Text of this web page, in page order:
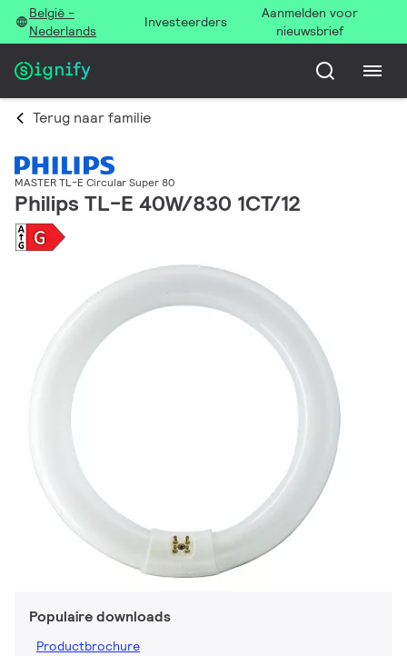
België -
Nederlands
Investeerders
Aanmelden voor
nieuwsbrief
Terug naar familie
MASTER TL-E Circular Super 80
Philips TL-E 40W/830 1CT/12
Populaire downloads
Productbrochure